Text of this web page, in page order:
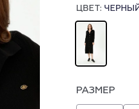
ЦВЕТ: ЧЕРНЫЙ
РАЗМЕР